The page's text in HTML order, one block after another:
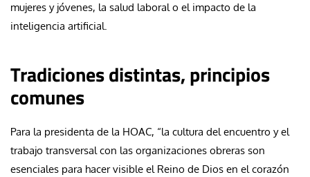
mujeres y jóvenes, la salud laboral o el impacto de la
inteligencia artificial.
Tradiciones distintas, principios
comunes
Para la presidenta de la HOAC, “la cultura del encuentro y el
trabajo transversal con las organizaciones obreras son
esenciales para hacer visible el Reino de Dios en el corazón